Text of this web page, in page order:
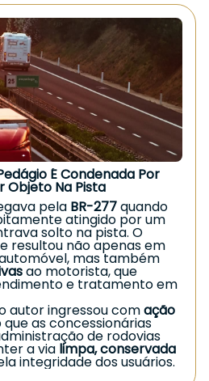
e guarde protocolos
indevidos;
especializada
para
reconhece o direito à
e à indenização, garantindo
adequada.
pagos ao longo dos anos,
de Defesa do
de cobrança
o juízo fixouindenização
do prolongado período
e do desrespeito ao
situação
orientação jurídica
seus direitos é
É Condenada Por
Objeto Na Pista
pela BR-277quando
atingido por um
solto na pista. O
resultou não apenas em
mas também
ao motorista, que
e tratamento em
autor ingressou comação
as concessionárias
de rodovias
a via limpa, conservada
integridade dos usuários.
de objetos, detritos e